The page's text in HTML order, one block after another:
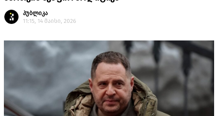
პუბლიკა
11:15, 14 მაისი, 2026